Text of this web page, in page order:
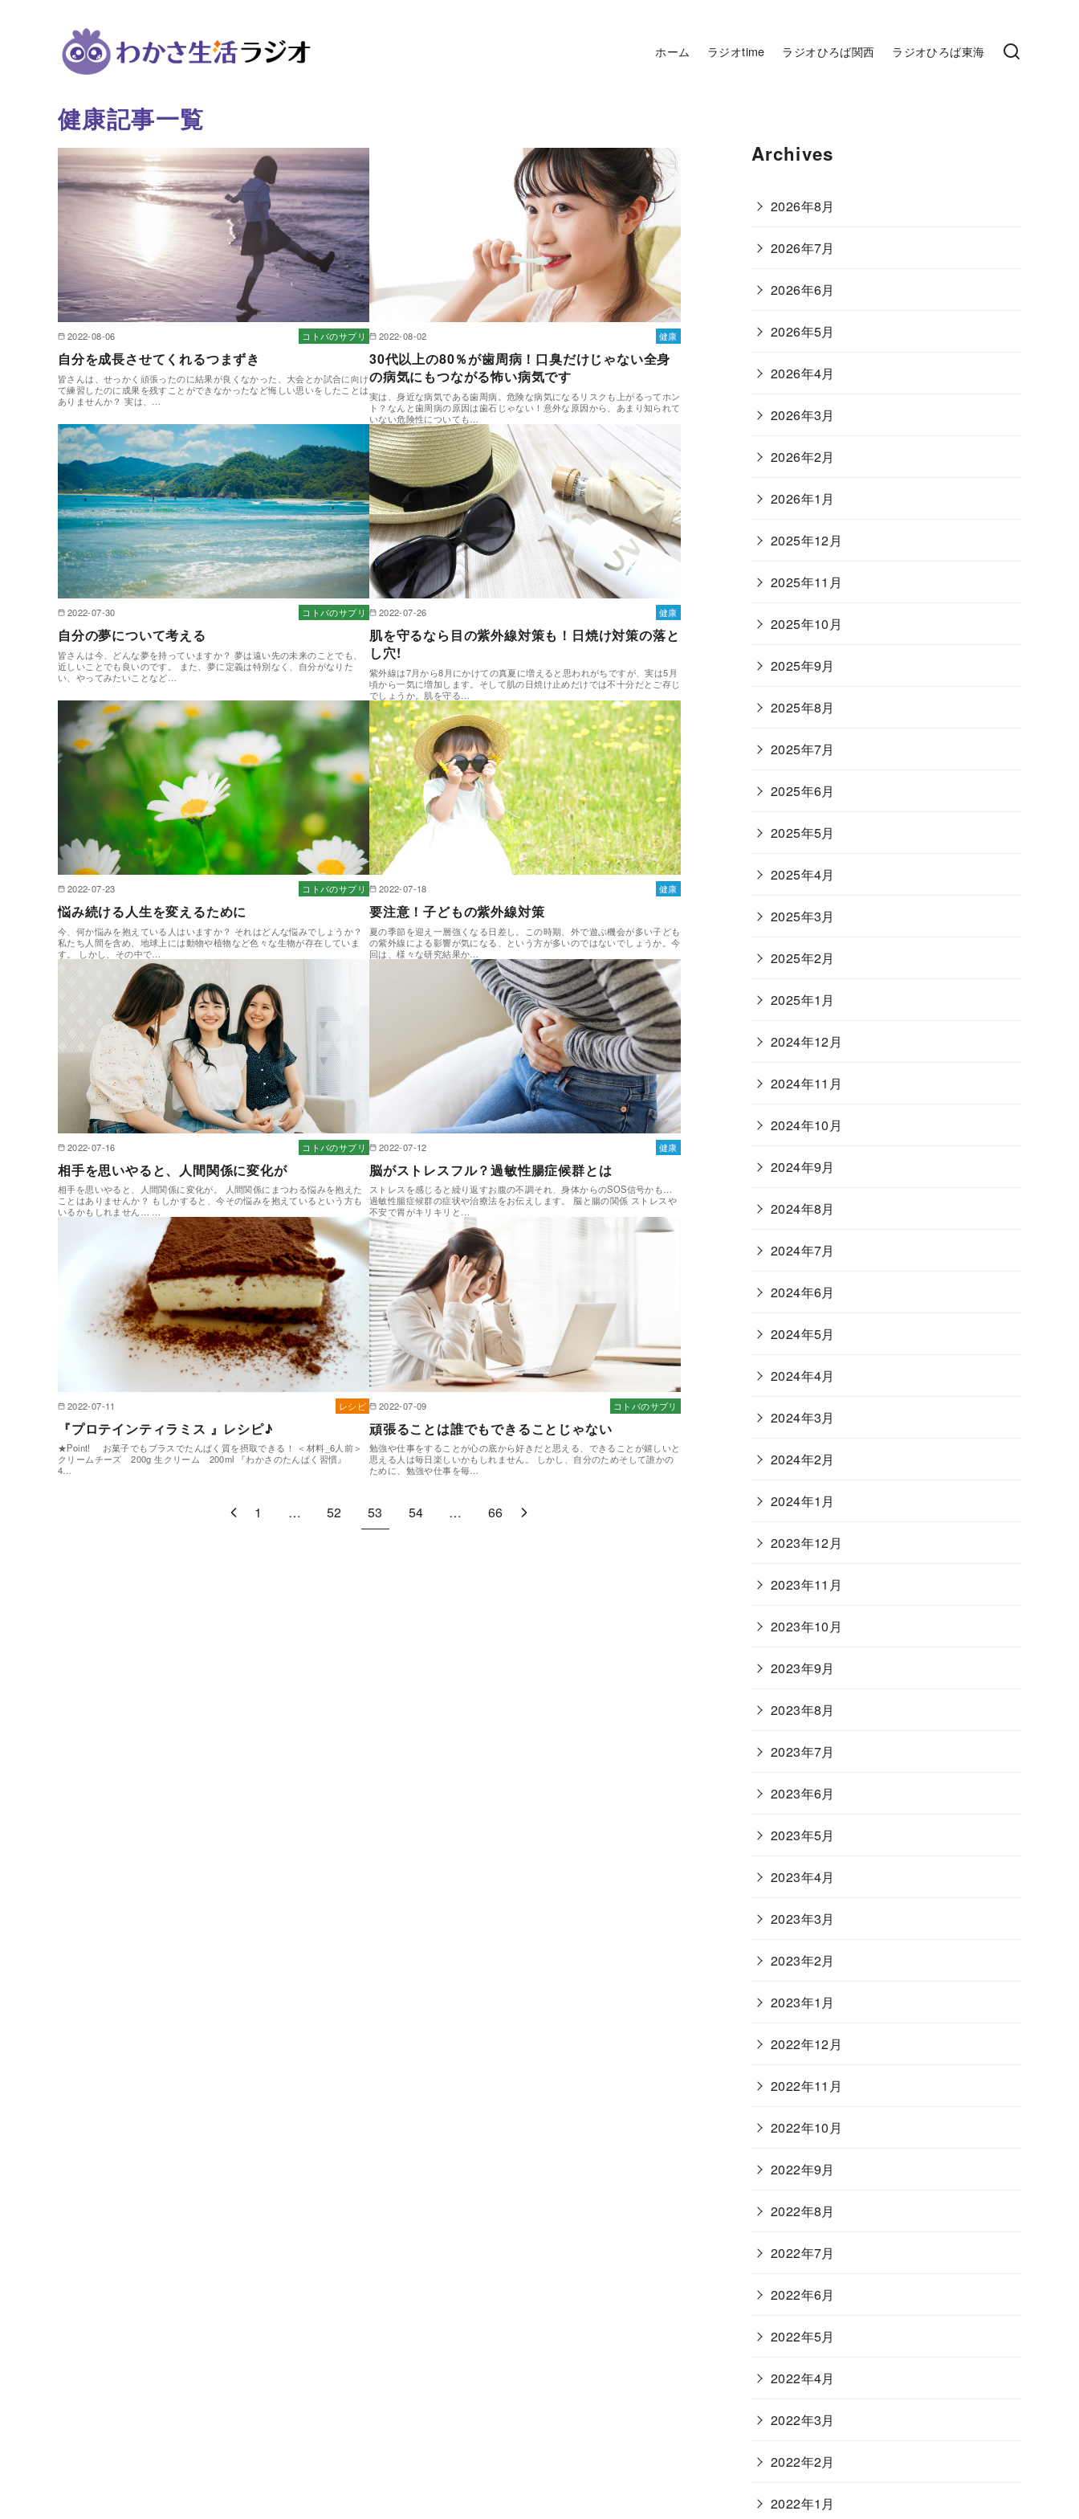
ホーム ラジオtime ラジオひろば関西 ラジオひろば東海
健康記事一覧
2022-08-06 コトバのサプリ
自分を成長させてくれるつまずき
皆さんは、せっかく頑張ったのに結果が良くなかった、大会とか試合に向け
て練習したのに成果を残すことができなかったなど悔しい思いをしたことは
ありませんか？ 実は、…
2022-08-02 健康
30代以上の80％が歯周病！口臭だけじゃない全身
の病気にもつながる怖い病気です
実は、身近な病気である歯周病。危険な病気になるリスクも上がるってホン
ト？なんと歯周病の原因は歯石じゃない！意外な原因から、あまり知られて
いない危険性についても…
2022-07-30 コトバのサプリ
自分の夢について考える
皆さんは今、どんな夢を持っていますか？ 夢は遠い先の未来のことでも、
近しいことでも良いのです。 また、夢に定義は特別なく、自分がなりた
い、やってみたいことなど…
2022-07-26 健康
肌を守るなら目の紫外線対策も！日焼け対策の落と
し穴!
紫外線は7月から8月にかけての真夏に増えると思われがちですが、実は5月
頃から一気に増加します。そして肌の日焼け止めだけでは不十分だとご存じ
でしょうか。肌を守る…
2022-07-23 コトバのサプリ
悩み続ける人生を変えるために
今、何か悩みを抱えている人はいますか？ それはどんな悩みでしょうか？
私たち人間を含め、地球上には動物や植物など色々な生物が存在していま
す。 しかし、その中で…
2022-07-18 健康
要注意！子どもの紫外線対策
夏の季節を迎え一層強くなる日差し。この時期、外で遊ぶ機会が多い子ども
の紫外線による影響が気になる、という方が多いのではないでしょうか。今
回は、様々な研究結果か…
2022-07-16 コトバのサプリ
相手を思いやると、人間関係に変化が
相手を思いやると、人間関係に変化が。 人間関係にまつわる悩みを抱えた
ことはありませんか？ もしかすると、今その悩みを抱えているという方も
いるかもしれません… …
2022-07-12 健康
脳がストレスフル？過敏性腸症候群とは
ストレスを感じると繰り返すお腹の不調それ、身体からのSOS信号かも…
過敏性腸症候群の症状や治療法をお伝えします。 脳と腸の関係 ストレスや
不安で胃がキリキリと…
2022-07-11 レシピ
『プロテインティラミス 』レシピ♪
★Point! お菓子でもプラスでたんぱく質を摂取できる！ ＜材料_6人前＞
クリームチーズ 200g 生クリーム 200ml 『わかさのたんぱく習慣』
4…
2022-07-09 コトバのサプリ
頑張ることは誰でもできることじゃない
勉強や仕事をすることが心の底から好きだと思える、できることが嬉しいと
思える人は毎日楽しいかもしれません。 しかし、自分のためそして誰かの
ために、勉強や仕事を毎…
1 … 52 53 54 … 66
Archives
2026年8月
2026年7月
2026年6月
2026年5月
2026年4月
2026年3月
2026年2月
2026年1月
2025年12月
2025年11月
2025年10月
2025年9月
2025年8月
2025年7月
2025年6月
2025年5月
2025年4月
2025年3月
2025年2月
2025年1月
2024年12月
2024年11月
2024年10月
2024年9月
2024年8月
2024年7月
2024年6月
2024年5月
2024年4月
2024年3月
2024年2月
2024年1月
2023年12月
2023年11月
2023年10月
2023年9月
2023年8月
2023年7月
2023年6月
2023年5月
2023年4月
2023年3月
2023年2月
2023年1月
2022年12月
2022年11月
2022年10月
2022年9月
2022年8月
2022年7月
2022年6月
2022年5月
2022年4月
2022年3月
2022年2月
2022年1月